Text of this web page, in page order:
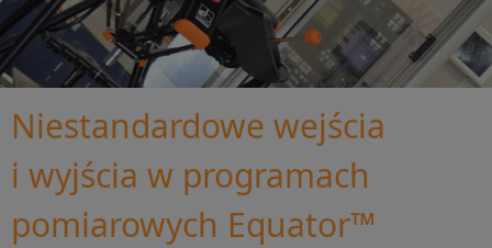
Niestandardowe wejścia
i wyjścia w programach
pomiarowych Equator™